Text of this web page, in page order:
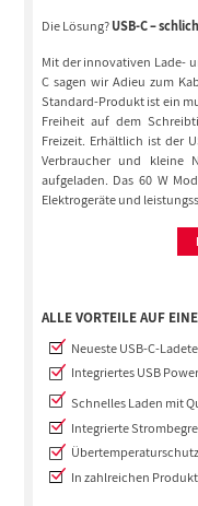
Die Lösung?USB-C –
Mit der innovativen Lade-
C sagen wir Adieu zum
Standard-Produkt ist ein
Freiheit auf dem
Freizeit. Erhältlich ist der
Verbraucher und kleine
aufgeladen. Das 60 W
Elektrogeräte und
ALLE VORTEILE AUF
Neueste USB-C-
Integriertes USB
Schnelles Laden mit
Integrierte
Übertemperaturschutz
In zahlreichen